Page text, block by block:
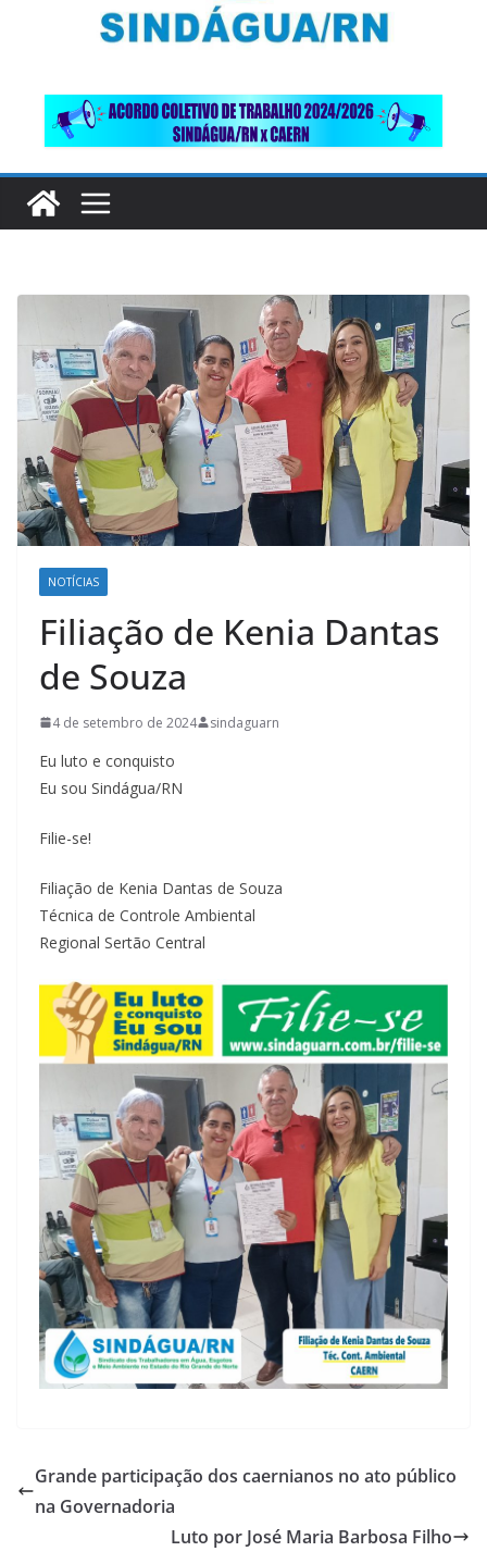
NOTÍCIAS
Filiação de Kenia Dantas
de Souza
4 de setembro de 2024 sindaguarn
Eu luto e conquisto
Eu sou Sindágua/RN
Filie-se!
Filiação de Kenia Dantas de Souza
Técnica de Controle Ambiental
Regional Sertão Central
Grande participação dos caernianos no ato público
na Governadoria
Luto por José Maria Barbosa Filho